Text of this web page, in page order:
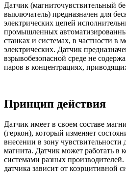
Датчик (магниточувствительный
выключатель) предназначен для
электрических цепей
промышленных
станках и системах, в частности в
электрических. Датчик
взрывобезопасной среде не
паров в концентрациях,
Принцип действия
Датчик имеет в своем составе
(геркон), который изменяет
внесении в зону чувствительности
магнита. Датчик может работать в
системами разных
датчика зависит от коэрцитивной